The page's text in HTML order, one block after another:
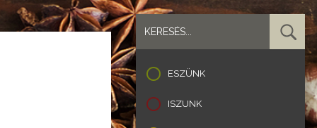
ESZÜNK
ISZUNK